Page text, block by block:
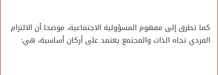
كما تطرق إلى مفهوم المسؤولية الاجتماعية، موضحا أن الالتزام
الفردي تجاه الذات والمجتمع يعتمد على أركان أساسية، هي: